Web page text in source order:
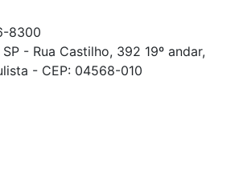
8300
- Rua Castilho, 392 19º andar,
- CEP: 04568-010